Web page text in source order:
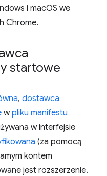
i macOS we
Chrome.
startowe
, dostawca
wpliku manifestu
w interfejsie
(za pomocą
kontem
jest rozszerzenie.